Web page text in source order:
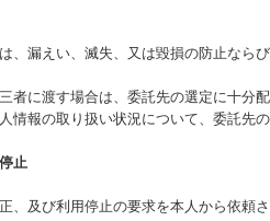
、漏えい、滅失、又は毀損の防止なら
者に渡す場合は、委託先の選定に十分
情報の取り扱い状況について、委託先の
止
、及び利用停止の要求を本人から依頼